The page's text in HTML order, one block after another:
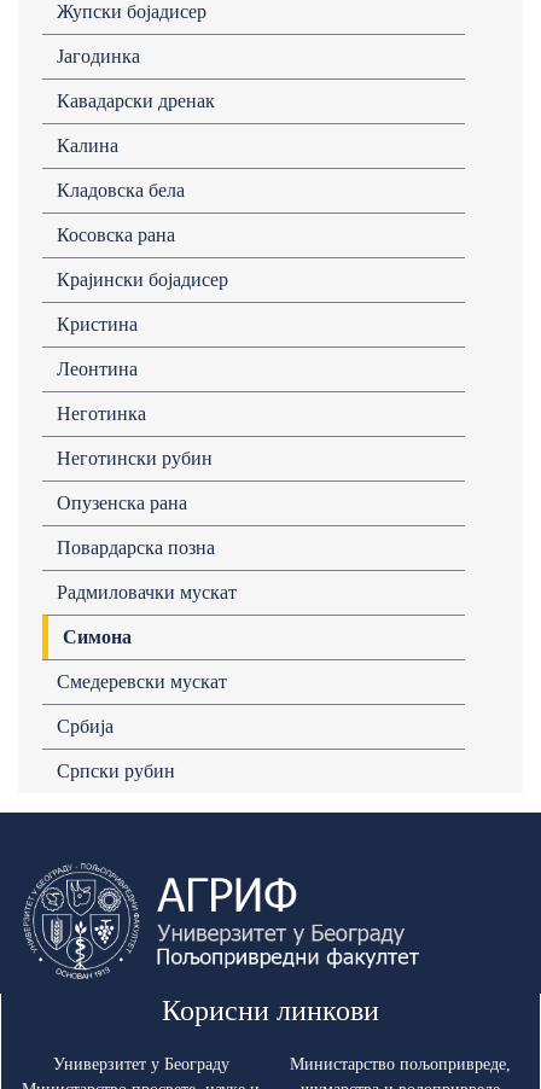
Жупски бојадисер
Јагодинка
Кавадарски дренак
Калина
Кладовска бела
Косовска рана
Крајински бојадисер
Кристина
Леонтина
Неготинка
Неготински рубин
Опузенска рана
Повардарска позна
Радмиловачки мускат
Симона
Смедеревски мускат
Србија
Српски рубин
Корисни линкови
Универзитет у Београду
Министарство пољопривреде,